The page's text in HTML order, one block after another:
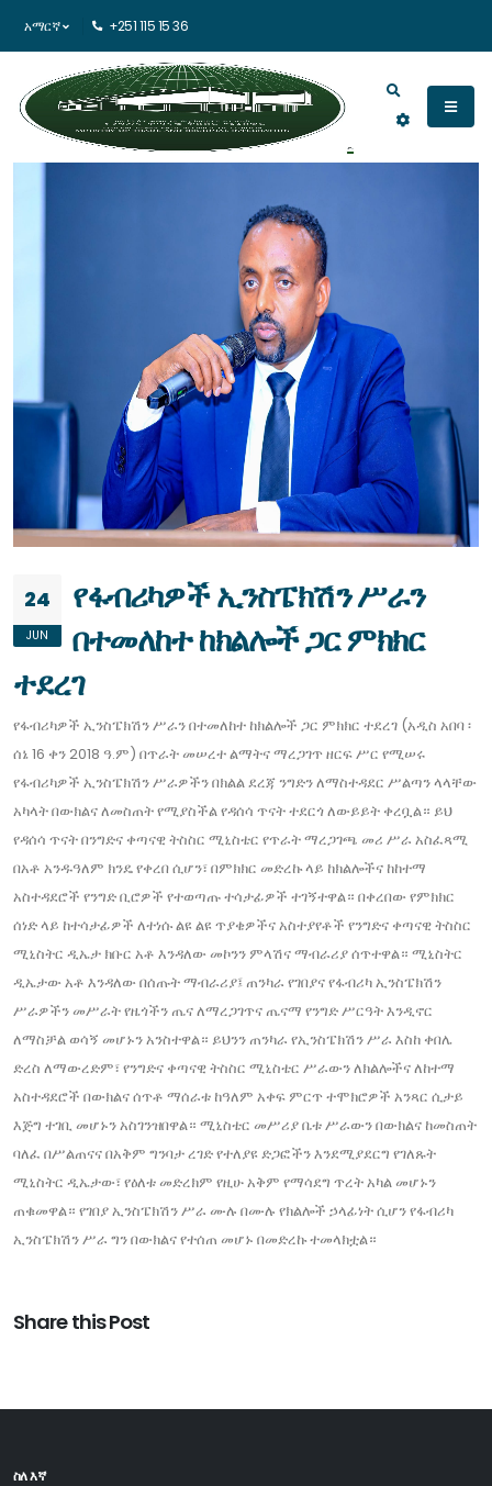
አማርኛ +251 115 15 36
24
JUN
የፋብሪካዎች ኢንስፔክሽን ሥራን
በተመለከተ ከክልሎች ጋር ምክክር
ተደረገ
የፋብሪካዎች ኢንስፔክሽን ሥራን በተመለከተ ከክልሎች ጋር ምክክር ተደረገ (አዲስ አበባ ፡
ሰኔ 16 ቀን 2018 ዓ.ም) በጥራት መሠረተ ልማትና ማረጋገጥ ዘርፍ ሥር የሚሠሩ
የፋብሪካዎች ኢንስፔክሽን ሥራዎችን በክልል ደረጃ ንግድን ለማስተዳደር ሥልጣን ላላቸው
አካላት በውክልና ለመስጠት የሚያስችል የዳሰሳ ጥናት ተደርጎ ለውይይት ቀረቧል። ይህ
የዳሰሳ ጥናት በንግድና ቀጣናዊ ትስስር ሚኒስቴር የጥራት ማረጋገጫ መሪ ሥራ አስፈጻሚ
በአቶ አንዱዓለም ክንዴ የቀረበ ሲሆን፣ በምክክር መድረኩ ላይ ከክልሎችና ከከተማ
አስተዳደሮች የንግድ ቢሮዎች የተወጣጡ ተሳታፊዎች ተገኝተዋል። በቀረበው የምክክር
ሰነድ ላይ ከተሳታፊዎች ለተነሱ ልዩ ልዩ ጥያቄዎችና አስተያየቶች የንግድና ቀጣናዊ ትስስር
ሚኒስትር ዲኤታ ክቡር አቶ እንዳለው መኮንን ምላሽና ማብራሪያ ሰጥተዋል። ሚኒስትር
ዲኤታው አቶ እንዳለው በሰጡት ማብራሪያ፤ ጠንካራ የገበያና የፋብሪካ ኢንስፔክሽን
ሥራዎችን መሥራት የዜጎችን ጤና ለማረጋገጥና ጤናማ የንግድ ሥርዓት እንዲኖር
ለማስቻል ወሳኝ መሆኑን አንስተዋል። ይህንን ጠንካራ የኢንስፔክሽን ሥራ እስከ ቀበሌ
ድረስ ለማውረድም፣ የንግድና ቀጣናዊ ትስስር ሚኒስቴር ሥራውን ለክልሎችና ለከተማ
አስተዳደሮች በውክልና ሰጥቶ ማሰራቱ ከዓለም አቀፍ ምርጥ ተሞክሮዎች አንጻር ሲታይ
እጅግ ተገቢ መሆኑን አስገንዝበዋል። ሚኒስቴር መሥሪያ ቤቱ ሥራውን በውክልና ከመስጠት
ባለፈ በሥልጠናና በአቅም ግንባታ ረገድ የተለያዩ ድጋፎችን እንደሚያደርግ የገለጹት
ሚኒስትር ዲኤታው፣ የዕለቱ መድረክም የዚሁ አቅም የማሳደግ ጥረት አካል መሆኑን
ጠቁመዋል። የገበያ ኢንስፔክሽን ሥራ ሙሉ በሙሉ የክልሎች ኃላፊነት ሲሆን የፋብሪካ
ኢንስፔክሽን ሥራ ግን በውክልና የተሰጠ መሆኑ በመድረኩ ተመላክቷል።
Share this Post
ስለ እኛ